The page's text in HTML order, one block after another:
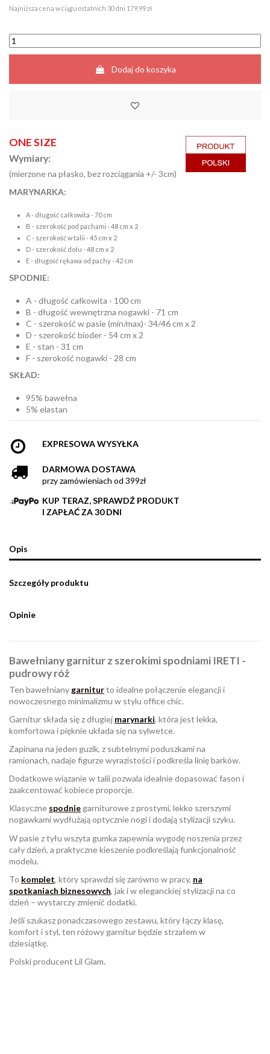
Najniższa cena w ciągu ostatnich 30 dni 179,99 zł
Dodaj do koszyka
ONE SIZE
Wymiary:
(mierzone na płasko, bez rozciągania +/- 3cm)
MARYNARKA:
A - długość całkowita - 70 cm
B - szerokość pod pachami - 48 cm x 2
C - szerokość w talii - 45 cm x 2
D - szerokość dołu - 48 cm x 2
E - długość rękawa od pachy - 42 cm
SPODNIE:
A - długość całkowita - 100 cm
B - długość wewnętrzna nogawki - 71 cm
C - szerokość w pasie (min/max)- 34/46 cm x 2
D - szerokość bioder - 54 cm x 2
E - stan - 31 cm
F - szerokość nogawki - 28 cm
SKŁAD:
95% bawełna
5% elastan
EXPRESOWA WYSYŁKA
DARMOWA DOSTAWA
przy zamówieniach od 399zł
KUP TERAZ, SPRAWDŹ PRODUKT
I ZAPŁAĆ ZA 30 DNI
Opis
Szczegóły produktu
Opinie
Bawełniany garnitur z szerokimi spodniami IRETI -
pudrowy róż
Ten bawełniany garniturto idealne połączenie elegancji i
nowoczesnego minimalizmu w stylu office chic.
Garnitur składa się z długiej marynarki, która jest lekka,
komfortowa i pięknie układa się na sylwetce.
Zapinana na jeden guzik, z subtelnymi poduszkami na
ramionach, nadaje figurze wyrazistości i podkreśla linię barków.
Dodatkowe wiązanie w talii pozwala idealnie dopasować fason i
zaakcentować kobiece proporcje.
Klasyczne spodnie garniturowe z prostymi, lekko szerszymi
nogawkami wydłużają optycznie nogi i dodają stylizacji szyku.
W pasie z tyłu wszyta gumka zapewnia wygodę noszenia przez
cały dzień, a praktyczne kieszenie podkreślają funkcjonalność
modelu.
To komplet, który sprawdzi się zarówno w pracy, na
spotkaniach biznesowych, jak i w eleganckiej stylizacji na co
dzień – wystarczy zmienić dodatki.
Jeśli szukasz ponadczasowego zestawu, który łączy klasę,
komfort i styl, ten różowy garnitur będzie strzałem w
dziesiątkę.
Polski producent Lil Glam.